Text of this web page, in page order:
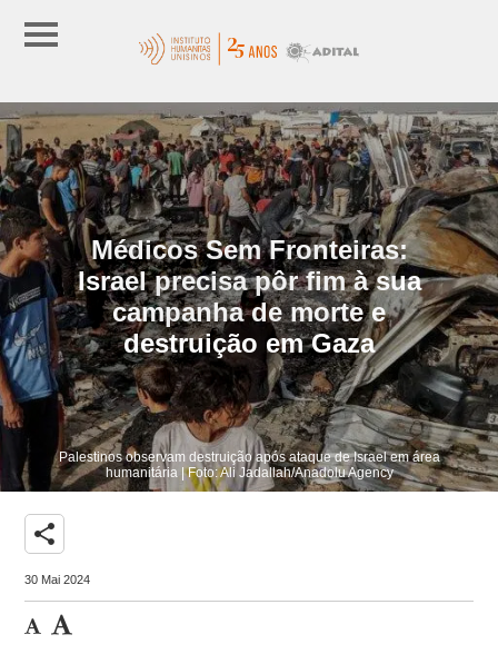
Médicos Sem Fronteiras:
Israel precisa pôr fim à sua
campanha de morte e
destruição em Gaza
Palestinos observam destruição após ataque de Israel em área
humanitária | Foto: Ali Jadallah/Anadolu Agency
share
30 Mai 2024